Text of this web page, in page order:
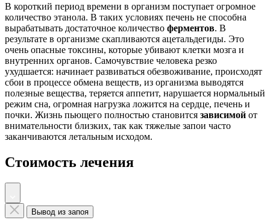
В короткий период времени в организм поступает огромное
количество этанола. В таких условиях печень не способна
вырабатывать достаточное количество ферментов. В
результате в организме скапливаются ацетальдегиды. Это
очень опасные токсины, которые убивают клетки мозга и
внутренних органов. Самочувствие человека резко
ухудшается: начинает развиваться обезвоживание, происходят
сбои в процессе обмена веществ, из организма выводятся
полезные вещества, теряется аппетит, нарушается нормальный
режим сна, огромная нагрузка ложится на сердце, печень и
почки. Жизнь пьющего полностью становится зависимой от
внимательности близких, так как тяжелые запои часто
заканчиваются летальным исходом.
Стоимость лечения
Вывод из запоя